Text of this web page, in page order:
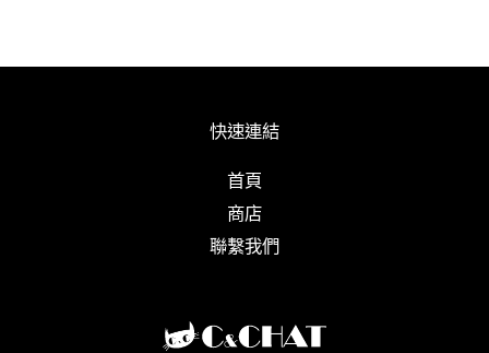
快速連結
首頁
商店
聯繫我們